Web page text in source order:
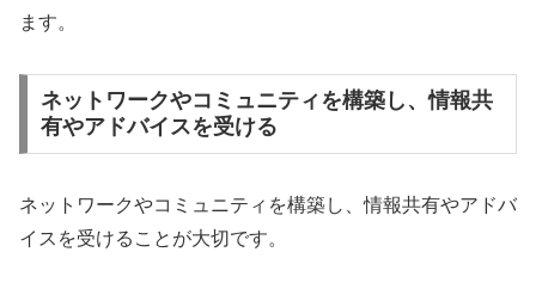
ます。
ネットワークやコミュニティを構築し、情報共
有やアドバイスを受ける
ネットワークやコミュニティを構築し、情報共有やアドバ
イスを受けることが大切です。